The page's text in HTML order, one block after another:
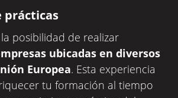
prácticas
posibilidad de realizar
ubicadas en diversos
Europea. Esta experiencia
tu formación al tiempo